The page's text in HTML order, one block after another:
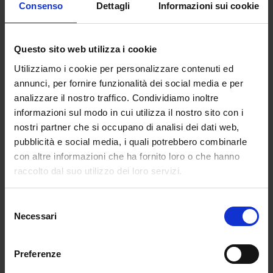
Consenso Dettagli Informazioni sui cookie
Questo sito web utilizza i cookie
Utilizziamo i cookie per personalizzare contenuti ed
annunci, per fornire funzionalità dei social media e per
analizzare il nostro traffico. Condividiamo inoltre
informazioni sul modo in cui utilizza il nostro sito con i
nostri partner che si occupano di analisi dei dati web,
pubblicità e social media, i quali potrebbero combinarle
con altre informazioni che ha fornito loro o che hanno
raccolto dal suo utilizzo dei loro servizi.
delNecessari
Preferenze
Ultraviolet Social Club: serviva davvero un
altro social?
Nell’era più digitale di sempre, sono
tantissime...